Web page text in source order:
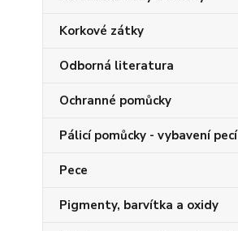
Korkové zátky
Odborná literatura
Ochranné pomůcky
Pálicí pomůcky - vybavení pecí
Pece
Pigmenty, barvítka a oxidy